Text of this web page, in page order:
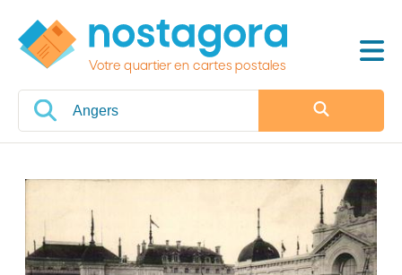
Votre quartier en cartes postales